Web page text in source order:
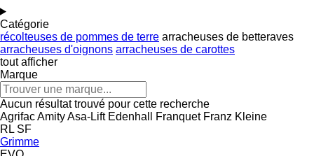
Catégorie
récolteuses de pommes de terre arracheuses de betteraves
arracheuses d'oignons arracheuses de carottes
tout afficher
Marque
Aucun résultat trouvé pour cette recherche
AgrifacAmityAsa-Lift Edenhall Franquet Franz Kleine
RL SF
Grimme